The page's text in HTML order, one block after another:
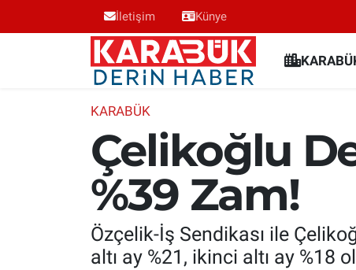
İletişim Künye
KARABÜK
Çelikoğlu
%39 Zam!
Özçelik-İş Sendikası ile
altı ay %21, ikinci altı ay %18
Karabük Nöbetçi Eczaneler
Karabük Hava Durumu
Karabük Trafik Yoğunluk Haritası
Süper Lig Puan Durumu ve Fikstür
Tüm Manşetler
Son Dakika Haberleri